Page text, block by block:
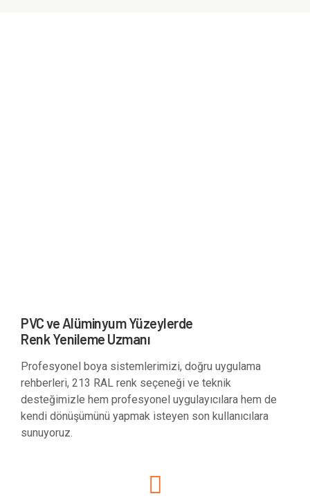
PVC ve Alüminyum Yüzeylerde
Renk Yenileme Uzmanı
Profesyonel boya sistemlerimizi, doğru uygulama
rehberleri, 213 RAL renk seçeneği ve teknik
desteğimizle hem profesyonel uygulayıcılara hem de
kendi dönüşümünü yapmak isteyen son kullanıcılara
sunuyoruz.